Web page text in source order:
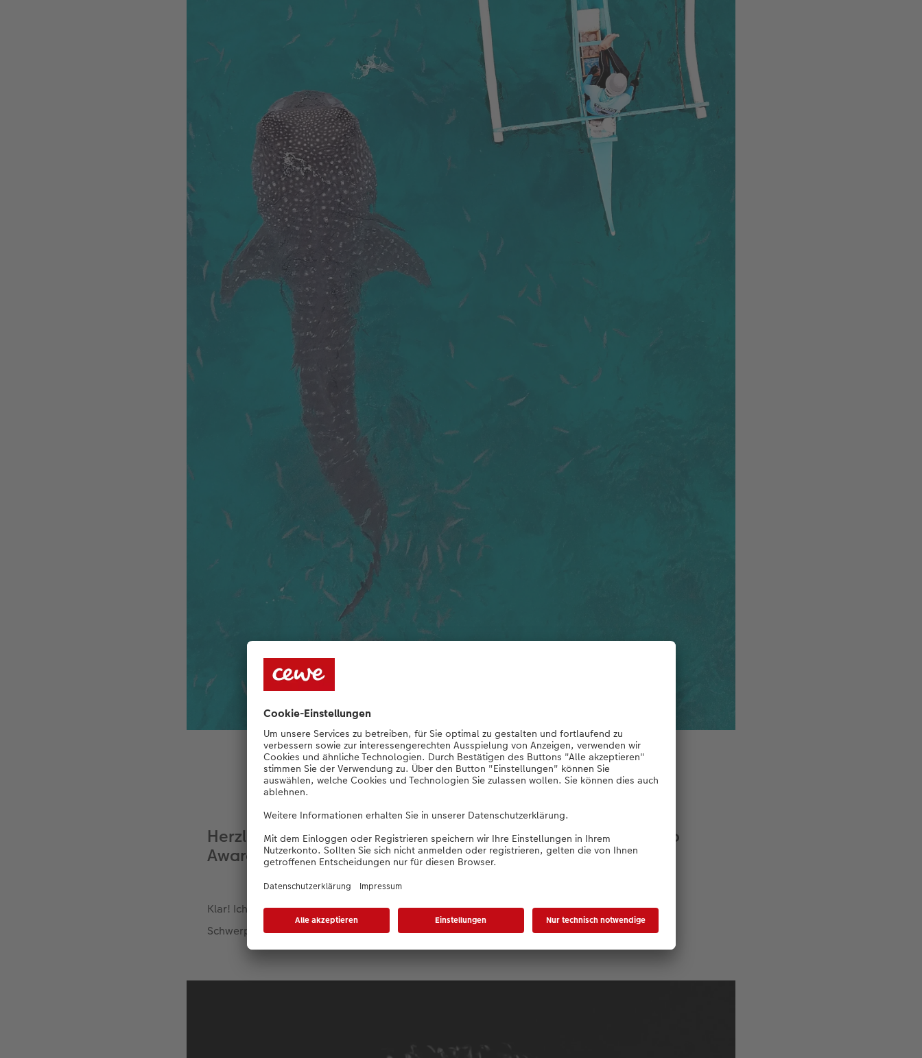
"Gentle Giant" von Joel Forte.
Herzlichen Glückwunsch zum Monatsgewinn beim CEWE Photo
Award! Würden Sie sich kurz vorstellen?
Klar! Ich bin Joel Forte, ein philippinischer Fotograf, der seit 15 Jahren in Singapur lebt. Mein
Schwerpunkt liegt hauptsächlich auf Reise- und Naturfotografie.